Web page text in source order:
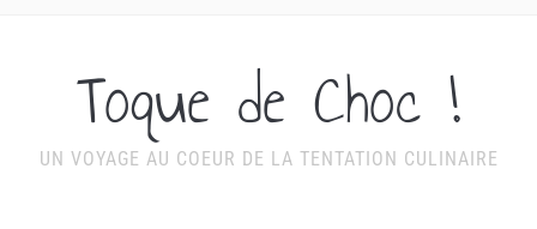
Toque de Choc !
UN VOYAGE AU COEUR DE LA TENTATION CULINAIRE